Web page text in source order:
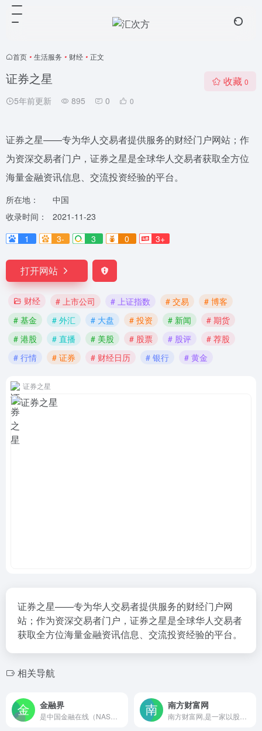
首页 • 生活服务 • 财经 • 正文
证券之星
5年前更新 895 0 0
收藏 0
证券之星——专为华人交易者提供服务的财经门户网站；作
为资深交易者门户，证券之星是全球华人交易者获取全方位
海量金融资讯信息、交流投资经验的平台。
所在地：
中国
收录时间：
2021-11-23
1
3- 3 0 3+
打开网站
财经 # 上市公司 # 上证指数 # 交易
# 博客
# 基金
# 外汇 # 大盘 # 投资 # 新闻
# 期货
# 港股
# 直播 # 美股 # 股票 # 股评
# 荐股
# 行情
# 证券 # 财经日历 # 银行 # 黄金
证券之星
证券之星——专为华人交易者提供服务的财经门户网
站；作为资深交易者门户，证券之星是全球华人交易者
获取全方位海量金融资讯信息、交流投资经验的平台。
相关导航
金融界 南方财富网